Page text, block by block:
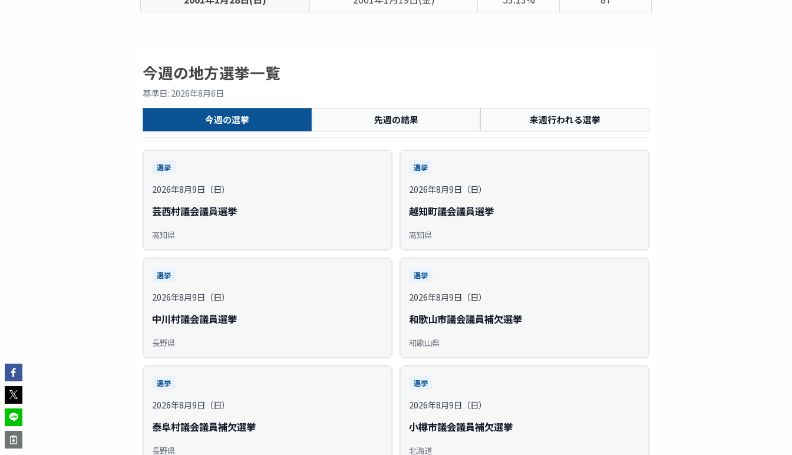
今週の地方選挙一覧
基準日: 2026年8月6日
今週の選挙 先週の結果 来週行われる選挙
選挙
2026年8月9日（日）
芸西村議会議員選挙
高知県
選挙
2026年8月9日（日）
越知町議会議員選挙
高知県
選挙
2026年8月9日（日）
中川村議会議員選挙
長野県
選挙
2026年8月9日（日）
和歌山市議会議員補欠選挙
和歌山県
選挙
2026年8月9日（日）
泰阜村議会議員補欠選挙
長野県
選挙
2026年8月9日（日）
小樽市議会議員補欠選挙
北海道